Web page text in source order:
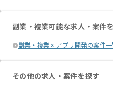
副業・複業可能な求人・案件
副業・複業 × アプリ開発の案件一
その他の求人・案件を探す